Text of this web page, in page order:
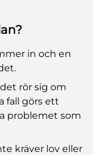
in och en
rör sig om
fall görs ett
problemet som
kräver lov eller